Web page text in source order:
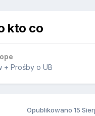
kto co
+ Prośby o UB
Opublikowano 15